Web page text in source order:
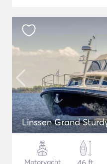
Linssen Grand
Motoryacht